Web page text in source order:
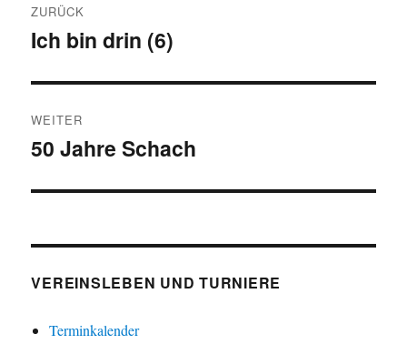
ZURÜCK
Vorheriger
Ich bin drin (6)
WEITER
Nächster
50 Jahre Schach
VEREINSLEBEN UND TURNIERE
Terminkalender